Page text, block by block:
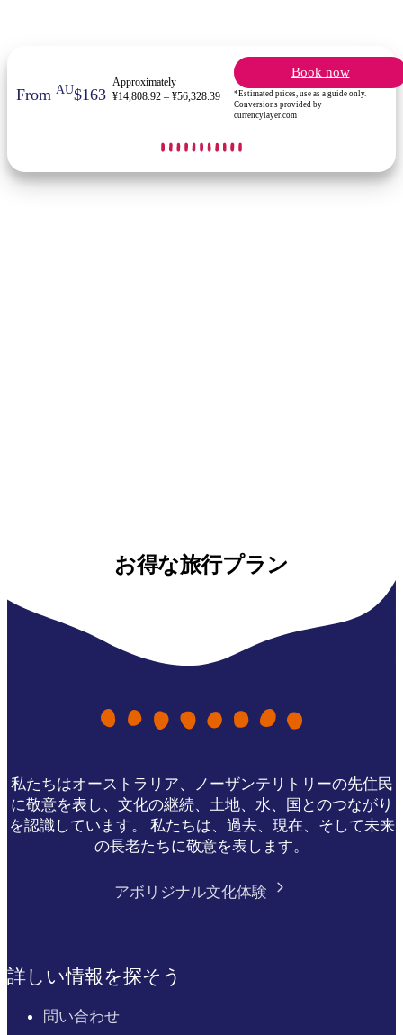
From AU$163
Approximately
¥14,808.92 – ¥56,328.39
Book now
*Estimated prices, use as a guide only.
Conversions provided by
currencylayer.com
お得な旅行プラン
私たちはオーストラリア、ノーザンテリトリーの先住民
に敬意を表し、文化の継続、土地、水、国とのつながり
を認識しています。 私たちは、過去、現在、そして未来
の長老たちに敬意を表します。
アボリジナル文化体験
詳しい情報を探そう
問い合わせ